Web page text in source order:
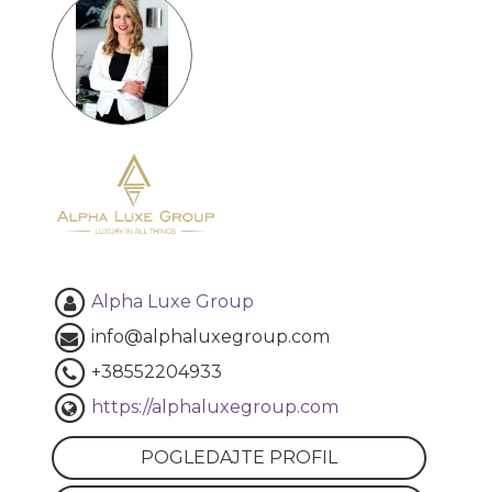
Alpha Luxe Group
info@alphaluxegroup.com
+38552204933
https://alphaluxegroup.com
POGLEDAJTE PROFIL